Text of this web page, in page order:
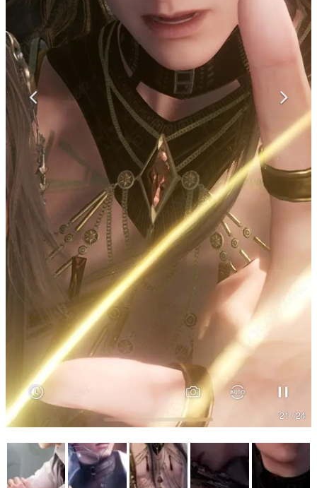
その他
電ファミニコゲーマーとは？
運営：株式会社マレ
21 / 24